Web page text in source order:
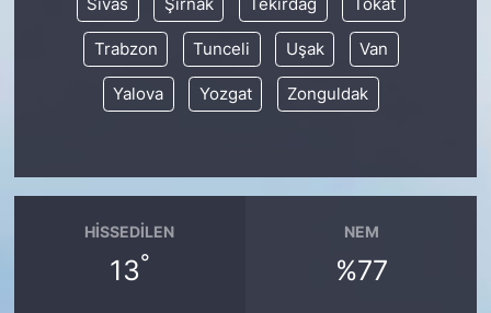
Sivas Şırnak Tekirdağ Tokat
Trabzon Tunceli Uşak Van
Yalova Yozgat Zonguldak
HISSEDILEN
13°
NEM
%77